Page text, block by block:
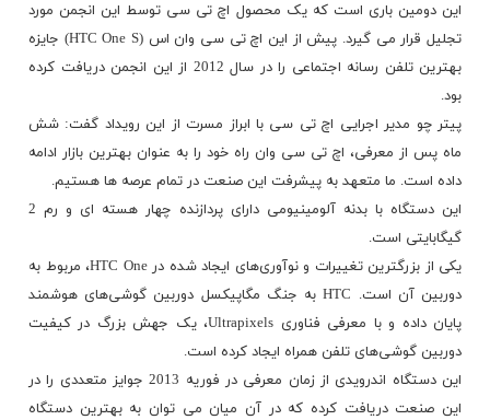
این دومین باری است که یک محصول اچ تی سی توسط این انجمن مورد
تجلیل قرار می گیرد. پیش از این اچ تی سی وان اس (HTC One S) جایزه
بهترین تلفن رسانه اجتماعی را در سال 2012 از این انجمن
دریافت کرده
بود.
پیتر چو مدیر اجرایی اچ تی سی با ابراز مسرت از این رویداد گفت: شش
ماه پس از معرفی، اچ تی سی وان راه خود را به عنوان بهترین بازار ادامه
داده است. ما متعهد به پیشرفت این صنعت در تمام عرصه ها هستیم.
این دستگاه با بدنه آلومینیومی دارای پردازنده چهار هسته ای و رم 2
گیگابایتی است.
یکی از بزرگترین تغییرات و نوآوری‌های ایجاد شده در HTC One، مربوط به
دوربین آن است. HTC به جنگ مگاپیکسل دوربین گوشی‌های
هوشمند
پایان داده و با معرفی فناوری Ultrapixels، یک جهش بزرگ در
کیفیت
دوربین گوشی‌های تلفن همراه ایجاد کرده است.
این دستگاه اندرویدی از زمان معرفی در فوریه 2013 جوایز متعددی را در
این صنعت دریافت کرده که در آن میان می توان به بهترین دستگاه